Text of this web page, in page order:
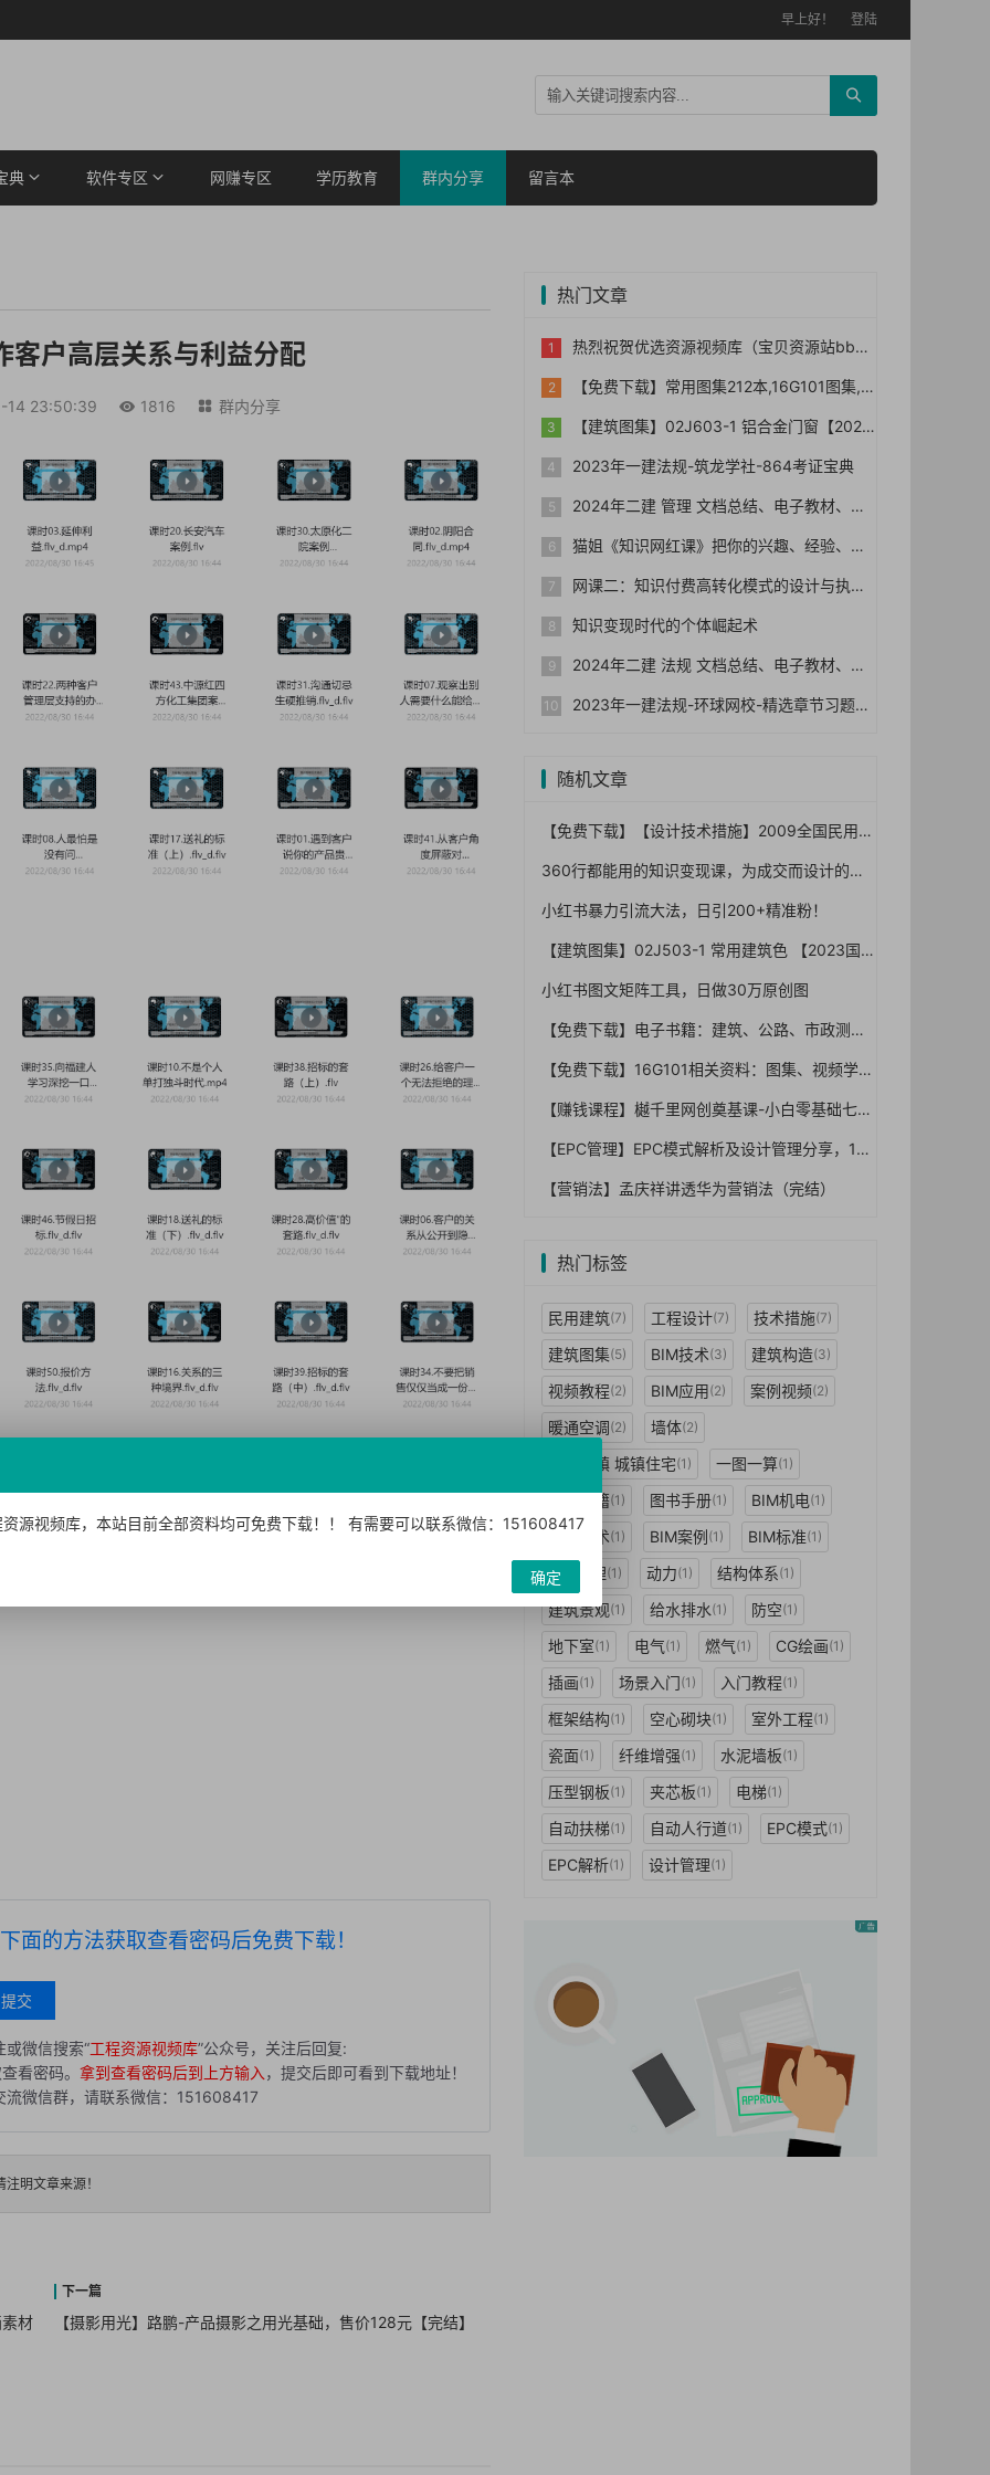
早上好！ 登陆
典 软件专区 网赚专区 学历教育 群内分享 留言本
客户高层关系与利益分配
14 23:50:39  1816  群内分享
面的方法获取查看密码后免费下载！
提交
微信搜索“工程资源视频库”公众号，关注后回复:
看密码。 拿到查看密码后到上方输入 ，提交后即可看到下载地址！
流微信群，请联系微信：151608417
明文章来源！
材 【摄影用光】路鹏-产品摄影之用光基础，售价128元【完结】
热门文章
热烈祝贺优选资源视频库（宝贝资源站bb006）网站正式上线！！
【免费下载】常用图集212本,16G101图集,水电安装图集-254本【01-0014】
【建筑图集】02J603-1 铝合金门窗【2023国标建筑专业图集大全】
2023年一建法规-筑龙学社-864考证宝典
2024年二建 管理 文档总结、电子教材、历年真题
猫姐《知识网红课》把你的兴趣、经验、能力变成钱
网课二：知识付费高转化模式的设计与执行
知识变现时代的个体崛起术
2024年二建 法规 文档总结、电子教材、历年真题
2023年一建法规-环球网校-精选章节习题集+真题+模拟
随机文章
【免费下载】【设计技术措施】2009全国民用建筑工程设计技术措施-结构(结构体系)
360行都能用的知识变现课，为成交而设计的专属课程-价值2980
小红书暴力引流大法，日引200+精准粉！
【建筑图集】02J503-1 常用建筑色 【2023国标建筑专业图集大全】
小红书图文矩阵工具，日做30万原创图
【免费下载】电子书籍：建筑、公路、市政测量与施工放线一本通+路桥施工工程师手册【01-0015】
【免费下载】16G101相关资料：图集、视频学习课程、学习资料【01-0003】
【赚钱课程】樾千里网创奠基课-小白零基础七天打通赚钱任督二脉】
【EPC管理】EPC模式解析及设计管理分享，100页PPT
【营销法】孟庆祥讲透华为营销法（完结）
热门标签
民用建筑(7) 工程设计(7) 技术措施(7)
建筑图集(5) BIM技术(3) 建筑构造(3)
视频教程(2) BIM应用(2) 案例视频(2)
暖通空调(2) 墙体(2)
特色小镇 城镇住宅(1) 一图一算(1)
电子书籍(1) 图书手册(1) BIM机电(1)
建模技术(1) BIM案例(1) BIM标准(1)
BIM经理(1) 动力(1) 结构体系(1)
建筑景观(1) 给水排水(1) 防空(1)
地下室(1) 电气(1) 燃气(1) CG绘画(1)
插画(1) 场景入门(1) 入门教程(1)
框架结构(1) 空心砌块(1) 室外工程(1)
瓷面(1) 纤维增强(1) 水泥墙板(1)
压型钢板(1) 夹芯板(1) 电梯(1)
自动扶梯(1) 自动人行道(1) EPC模式(1)
EPC解析(1) 设计管理(1)
源视频库，本站目前全部资料均可免费下载！！ 有需要可以联系微信：151608417
确定